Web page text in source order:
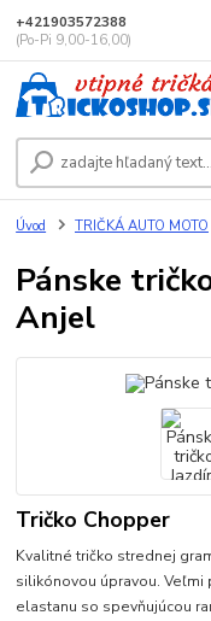
+421903572388
(Po-Pi 9,00-16,00)
Úvod TRIČKÁ AUTO MOTO
Pánske
Anjel
Tričko Chopper
Kvalitné tričko strednej
silikónovou úpravou. Veľmi
elastanu so spevňujúcou